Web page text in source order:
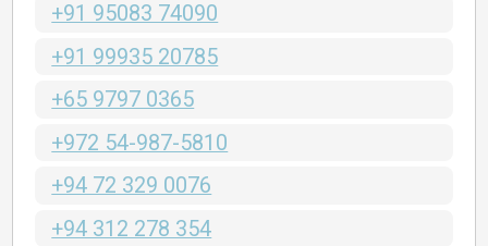
+91 95083 74090
+91 99935 20785
+65 9797 0365
+972 54-987-5810
+94 72 329 0076
+94 312 278 354